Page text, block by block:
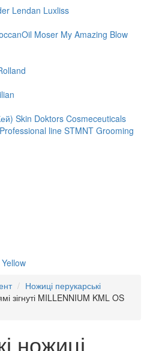
Lendan Luxliss
Moser My Amazing Blow
Skin Doktors Cosmeceuticals
line STMNT Grooming
Yellow
Ножиці перукарські
зігнуті MILLENNIUM KML OS
ножиці